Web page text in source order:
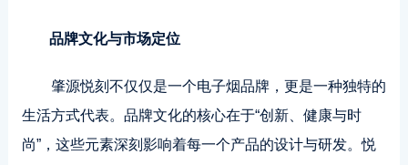
品牌文化与市场定位
肇源悦刻不仅仅是一个电子烟品牌，更是一种独特的
生活方式代表。品牌文化的核心在于“创新、健康与时
尚”，这些元素深刻影响着每一个产品的设计与研发。悦